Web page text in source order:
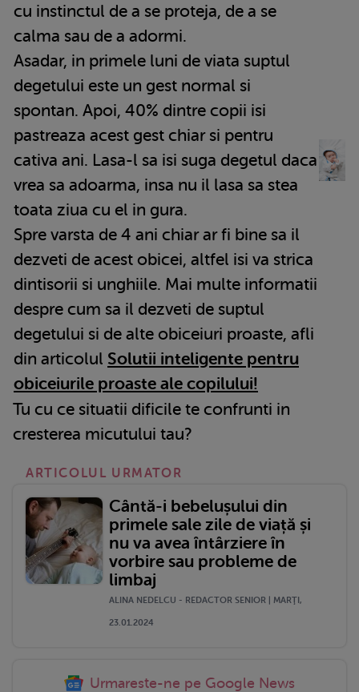
cu instinctul de a se proteja, de a se
calma sau de a adormi.
Asadar, in primele luni de viata suptul
degetului este un gest normal si
spontan. Apoi, 40% dintre copii isi
pastreaza acest gest chiar si pentru
cativa ani. Lasa-l sa isi suga degetul daca
vrea sa adoarma, insa nu il lasa sa stea
toata ziua cu el in gura.
Spre varsta de 4 ani chiar ar fi bine sa il
dezveti de acest obicei, altfel isi va strica
dintisorii si unghiile. Mai multe informatii
despre cum sa il dezveti de suptul
degetului si de alte obiceiuri proaste, afli
din articolul Solutii inteligente pentru
obiceiurile proaste ale copilului!
Tu cu ce situatii dificile te confrunti in
cresterea micutului tau?
ARTICOLUL URMATOR
Cântă-i bebelușului din
primele sale zile de viață și
nu va avea întârziere în
vorbire sau probleme de
limbaj
ALINA NEDELCU - REDACTOR SENIOR | MARŢI,
23.01.2024
Urmareste-ne pe Google News